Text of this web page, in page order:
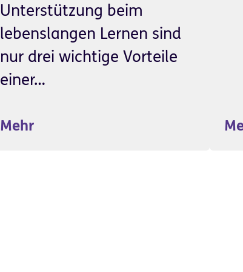
Unterstützung beim
lebenslangen Lernen sind
nur drei wichtige Vorteile
einer…
Mehr